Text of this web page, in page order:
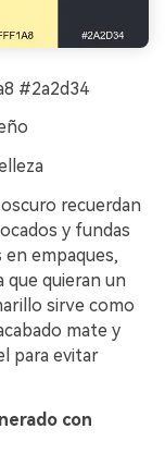
#2a2d34
recuerdan
y fundas
empaques,
que quieran un
sirve como
mate y
para evitar
con